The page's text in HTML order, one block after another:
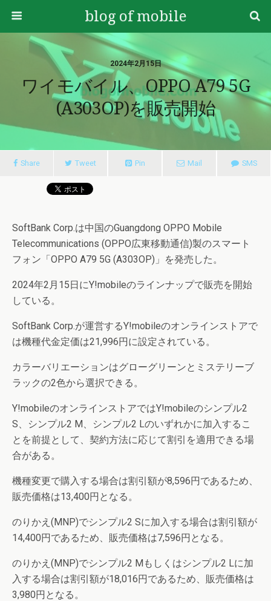
blog of mobile
2024年2月15日
ワイモバイル、OPPO A79 5G
(A303OP)を販売開始
Share Tweet Pin Mail SMS
SoftBank Corp.は中国のGuangdong OPPO Mobile
Telecommunications (OPPO広東移動通信)製のスマート
フォン「OPPO A79 5G (A303OP)」を発売した。
2024年2月15日にY!mobileのラインナップで販売を開始
している。
SoftBank Corp.が運営するY!mobileのオンラインストアで
は機種代金定価は21,996円に設定されている。
カラーバリエーションはグローグリーンとミステリーブ
ラックの2色から選択できる。
Y!mobileのオンラインストアではY!mobileのシンプル2
S、シンプル2 M、シンプル2 Lのいずれかに加入するこ
とを前提として、契約方法に応じて割引を適用できる場
合がある。
機種変更で購入する場合は割引額が8,596円であるため、
販売価格は13,400円となる。
のりかえ(MNP)でシンプル2 Sに加入する場合は割引額が
14,400円であるため、販売価格は7,596円となる。
のりかえ(MNP)でシンプル2 Mもしくはシンプル2 Lに加
入する場合は割引額が18,016円であるため、販売価格は
3,980円となる。